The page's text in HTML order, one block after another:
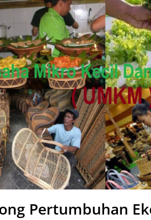
Pertumbuhan